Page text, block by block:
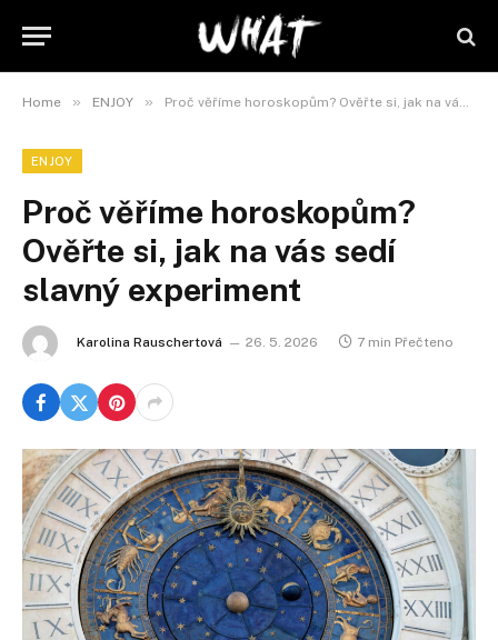
Home » ENJOY » Proč věříme horoskopům? Ověřte si, jak na vás sedí slavný experiment
ENJOY
Proč věříme horoskopům?
Ověřte si, jak na vás sedí
slavný experiment
Karolina Rauschertová 26. 5. 2026 7 min Přečteno